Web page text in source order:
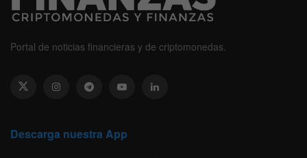
Portal de noticias financieras y de criptomonedas.
Descarga nuestra App